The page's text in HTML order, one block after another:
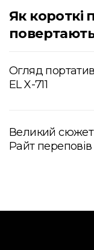
Як короткі
Огляд
EL X-711
Великий сюжет
Райт